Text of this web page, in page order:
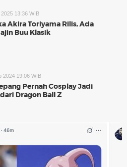
13:36 WIB
Akira Toriyama Rilis, Ada
Buu Klasik
2024 19:06 WIB
Pernah Cosplay Jadi
Dragon Ball Z